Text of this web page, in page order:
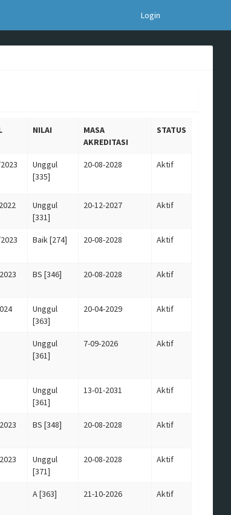
Login
NILAI
MASA
AKREDITASI
STATUS
Unggul
[335]
20-08-2028 Aktif
Unggul
[331]
20-12-2027 Aktif
Baik [274] 20-08-2028 Aktif
BS [346] 20-08-2028 Aktif
Unggul
[363]
20-04-2029 Aktif
Unggul
[361]
7-09-2026 Aktif
Unggul
[361]
13-01-2031 Aktif
BS [348] 20-08-2028 Aktif
Unggul
[371]
20-08-2028 Aktif
A [363] 21-10-2026 Aktif